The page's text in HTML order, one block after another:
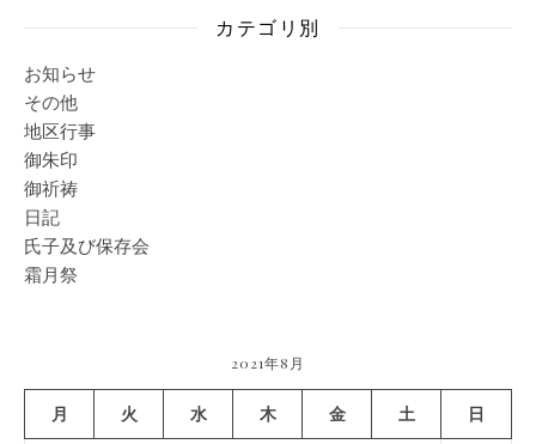
カテゴリ別
お知らせ
その他
地区行事
御朱印
御祈祷
日記
氏子及び保存会
霜月祭
2021年8月
月 火 水 木 金 土
日